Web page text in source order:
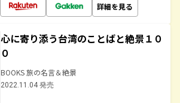
詳細を見る
心に寄り添う台湾のことばと絶景１０
０
BOOKS 旅の名言＆絶景
2022.11.04 発売